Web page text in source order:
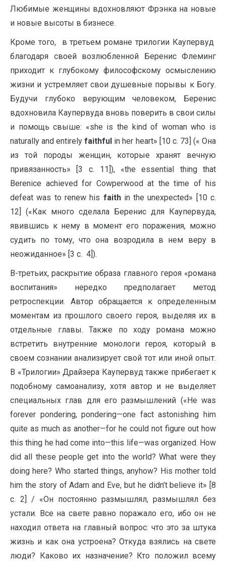
Любимые женщины вдохновляют Фрэнка на новые
и новые высоты в бизнесе.
Кроме того, в третьем романе трилогии Каупервуд
благодаря своей возлюбленной Беренис Флеминг
приходит к глубокому философскому осмыслению
жизни и устремляет свои душевные порывы к Богу.
Будучи глубоко верующим человеком, Беренис
вдохновила Каупервуда вновь поверить в свои силы
и помощь свыше: «she is the kind of woman who is
naturally and entirelyfaithful in her heart» [10 c. 73] (« Она
из той породы женщин, которые хранят вечную
привязанность» [3 c. 11]), «the essential thing that
Berenice achieved for Cowperwood at the time of his
defeat was to renew his faithin the unexpected» [10 c.
12] («Как много сделала Беренис для Каупервуда,
явившись к нему в момент его поражения, можно
судить по тому, что она возродила в нем веру в
неожиданное» [3 c. 4]).
В-третьих, раскрытие образа главного героя «романа
воспитания» нередко предполагает метод
ретроспекции. Автор обращается к определенным
моментам из прошлого своего героя, выделяя их в
отдельные главы. Также по ходу романа можно
встретить внутренние монологи героя, который в
своем сознании анализирует свой тот или иной опыт.
В «Трилогии» Драйзера Каупервуд также прибегает к
подобному самоанализу, хотя автор и не выделяет
специальных глав для его размышлений («He was
forever pondering, pondering—one fact astonishing him
quite as much as another—for he could not figure out how
this thing he had come into—this life—was organized. How
did all these people get into the world? What were they
doing here? Who started things, anyhow? His mother told
him the story of Adam and Eve, but he didn’t believe it» [8
c. 2] / «Он постоянно размышлял, размышлял без
устали. Все на свете равно поражало его, ибо он не
находил ответа на главный вопрос: что это за штука
жизнь и как она устроена? Откуда взялись на свете
люди? Каково их назначение? Кто положил всему